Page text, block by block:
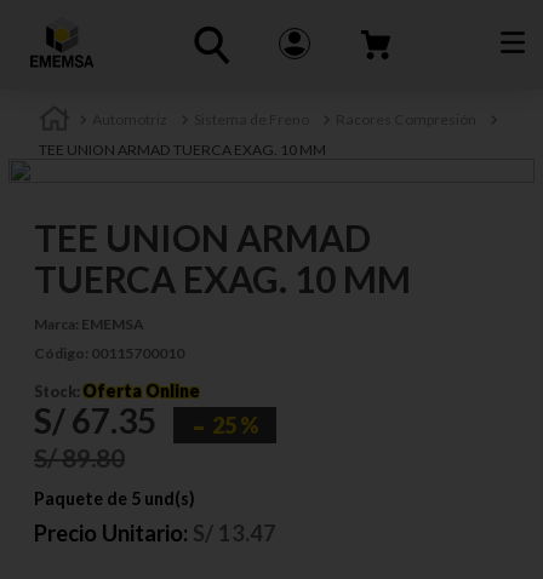
TEE UNION ARMAD TUERCA EXAG. 10 MM
TEE UNION ARMAD
TUERCA EXAG. 10 MM
Marca: EMEMSA
Código: 00115700010
Stock: Oferta Online
S/67.35 25 %
S/89.80
Paquete de 5 und(s)
Precio Unitario: S/ 13.47